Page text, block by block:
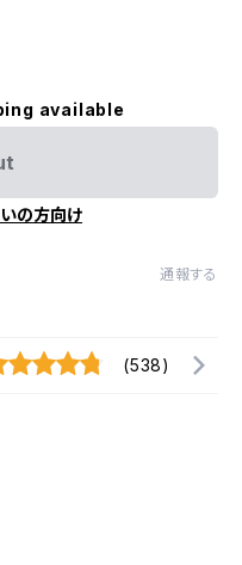
available
の方向け
通報する
(538)